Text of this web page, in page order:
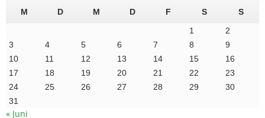
M D M D F S
S
1
2
3
4 5 6 7 8
9
10
11 12 13 14 15
16
17
18 19 20 21 22
23
24
25 26 27 28 29
30
31
« Juni